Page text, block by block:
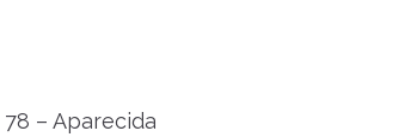
– Aparecida